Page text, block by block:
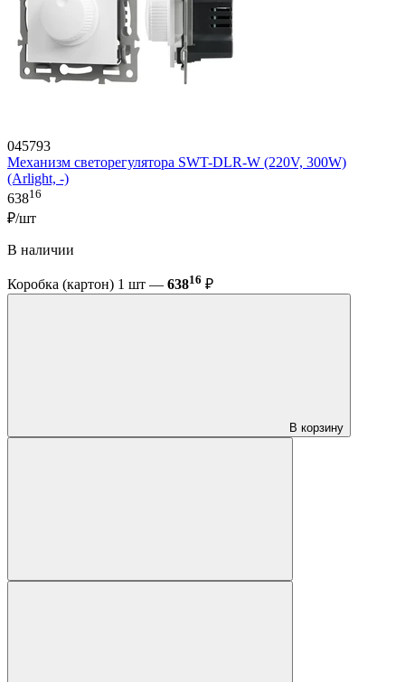
045793
Механизм светорегулятора SWT-DLR-W (220V, 300W)
(Arlight, -)
63816
₽/шт
В наличии
Коробка (картон) 1 шт — 63816 ₽
В корзину